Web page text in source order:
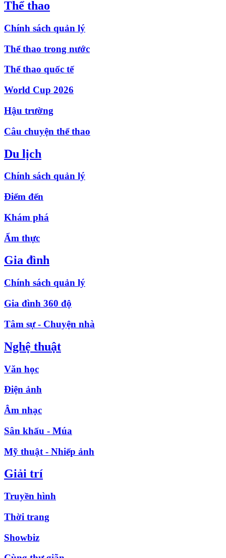
Thể thao
Chính sách quản lý
Thể thao trong nước
Thể thao quốc tế
World Cup 2026
Hậu trường
Câu chuyện thể thao
Du lịch
Chính sách quản lý
Điểm đến
Khám phá
Ẩm thực
Gia đình
Chính sách quản lý
Gia đình 360 độ
Tâm sự - Chuyện nhà
Nghệ thuật
Văn học
Điện ảnh
Âm nhạc
Sân khấu - Múa
Mỹ thuật - Nhiếp ảnh
Giải trí
Truyền hình
Thời trang
Showbiz